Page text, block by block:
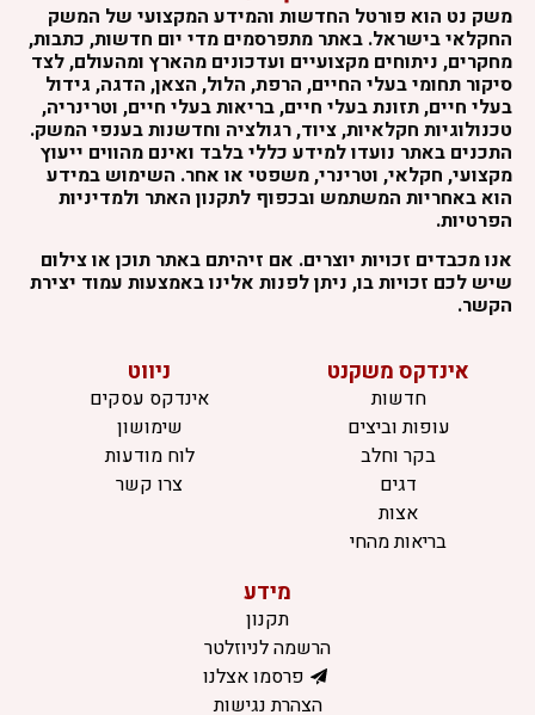
משק נט הוא פורטל החדשות והמידע המקצועי של המשק
החקלאי בישראל. באתר מתפרסמים מדי יום חדשות, כתבות,
מחקרים, ניתוחים מקצועיים ועדכונים מהארץ ומהעולם, לצד
סיקור תחומי בעלי החיים, הרפת, הלול, הצאן, הדגה, גידול
בעלי חיים, תזונת בעלי חיים, בריאות בעלי חיים, וטרינריה,
טכנולוגיות חקלאיות, ציוד, רגולציה וחדשנות בענפי המשק.
התכנים באתר נועדו למידע כללי בלבד ואינם מהווים ייעוץ
מקצועי, חקלאי, וטרינרי, משפטי או אחר. השימוש במידע
הוא באחריות המשתמש ובכפוף לתקנון האתר ולמדיניות
הפרטיות.
אנו מכבדים זכויות יוצרים. אם זיהיתם באתר תוכן או צילום
שיש לכם זכויות בו, ניתן לפנות אלינו באמצעות עמוד יצירת
הקשר.
אינדקס משקנט
חדשות
עופות וביצים
בקר וחלב
דגים
אצות
בריאות מהחי
ניווט
אינדקס עסקים
שימושון
לוח מודעות
צרו קשר
מידע
תקנון
הרשמה לניוזלטר
פרסמו אצלנו
הצהרת נגישות